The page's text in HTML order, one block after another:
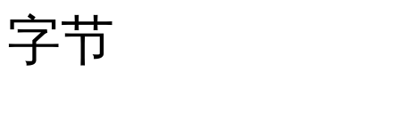
字节